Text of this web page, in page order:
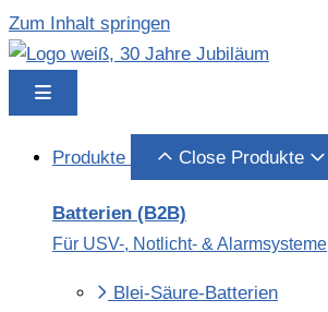
Zum Inhalt springen
Produkte Close Produkte
Batterien (B2B)
Für USV-, Notlicht- & Alarmsysteme
Blei-Säure-Batterien